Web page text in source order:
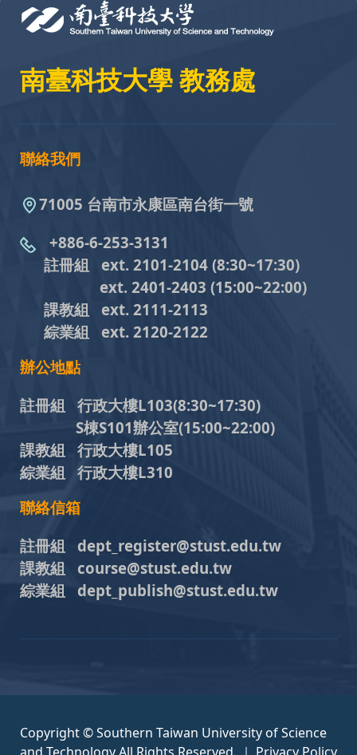
南臺科技大學 教務處
聯絡我們
71005 台南市永康區南台街一號
+886-6-253-3131
註冊組 ext. 2101-2104 (8:30~17:30)
ext. 2401-2403 (15:00~22:00)
課教組 ext. 2111-2113
綜業組
ext. 2120-2122
辦公地點
註冊組 行政大樓L103(8:30~17:30)
S棟S101辦公室(15:00~22:00)
課教組 行政大樓L105
綜業組 行政大樓L310
聯絡信箱
註冊組 dept_register@stust.edu.tw
課教組 course@stust.edu.tw
綜業組 dept_publish@stust.edu.tw
Copyright © Southern Taiwan University of Science